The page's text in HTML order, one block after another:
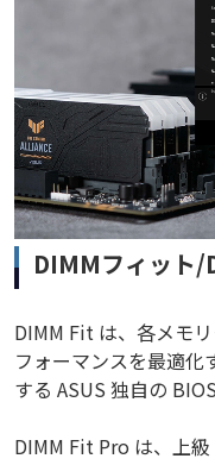
DIMMフィット/
DIMM Fit は、各メモ
フォーマンスを最適化
する ASUS 独自の
DIMM Fit Pro は、上